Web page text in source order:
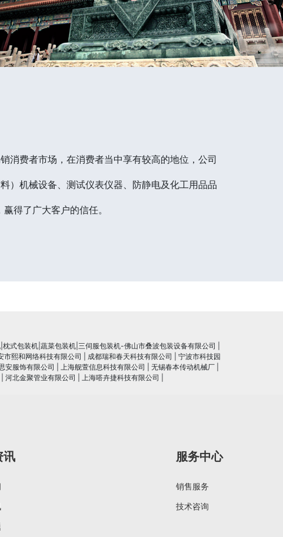
消费者市场，在消费者当中享有较高的地位，公司
）机械设备、测试仪表仪器、防静电及化工用品品
得了广大客户的信任。
枕式包装机|蔬菜包装机|三伺服包装机-佛山市叠波包装设备有限公司
市熙和网络科技有限公司 成都瑞和春天科技有限公司
宁波市科技园
安服饰有限公司 上海舰萱信息科技有限公司 无锡春本传动机械厂
河北金聚管业有限公司 上海嗒卉捷科技有限公司
讯 服务中心
销售服务
技术咨询